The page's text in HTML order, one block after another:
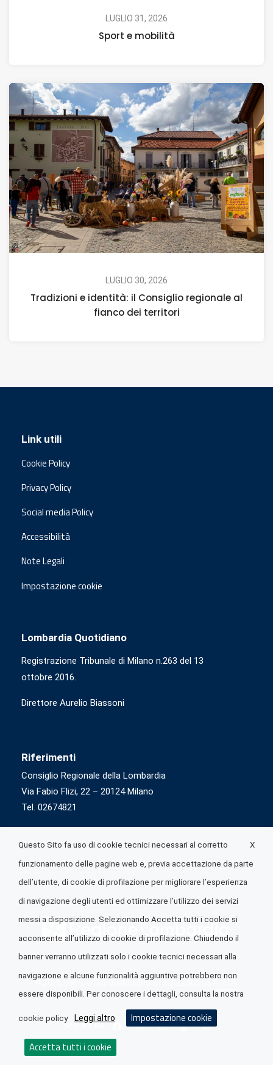
LUGLIO 31, 2026
Sport e mobilità
LUGLIO 30, 2026
Tradizioni e identità: il Consiglio regionale al
fianco dei territori
Link utili
Cookie Policy
Privacy Policy
Social media Policy
Accessibilità
Note Legali
Impostazione cookie
Lombardia Quotidiano
Registrazione Tribunale di Milano n.263 del 13
ottobre 2016.
Direttore Aurelio Biassoni
Riferimenti
Consiglio Regionale della Lombardia
Via Fabio Flizi, 22 – 20124 Milano
Tel. 02674821
© 2026 Lombardia Quotidiano è realizzato daA.R.I.A.
Seguici su
X
Questo Sito fa uso di cookie tecnici necessari al corretto
funzionamento delle pagine web e, previa accettazione da parte
dell’utente, di cookie di profilazione per migliorare l’esperienza
di navigazione degli utenti ed ottimizzare l’utilizzo dei servizi
messi a disposizione. Selezionando Accetta tutti i cookie si
acconsente all’utilizzo di cookie di profilazione. Chiudendo il
banner verranno utilizzati solo i cookie tecnici necessari alla
navigazione e alcune funzionalità aggiuntive potrebbero non
essere disponibili. Per conoscere i dettagli, consulta la nostra
cookie policy Leggi altro Impostazione cookie
Accetta tutti i cookie